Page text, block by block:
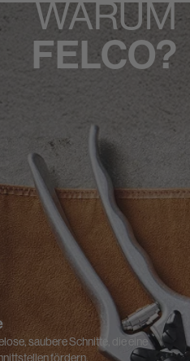
WARUM
FELCO?
saubere Schnitte, die eine
fördern.